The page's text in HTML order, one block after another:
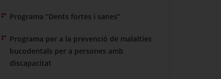
Programa “Dents fortes i sanes”
Programa per a la prevenció de malalties
bucodentals per a persones amb
discapacitat